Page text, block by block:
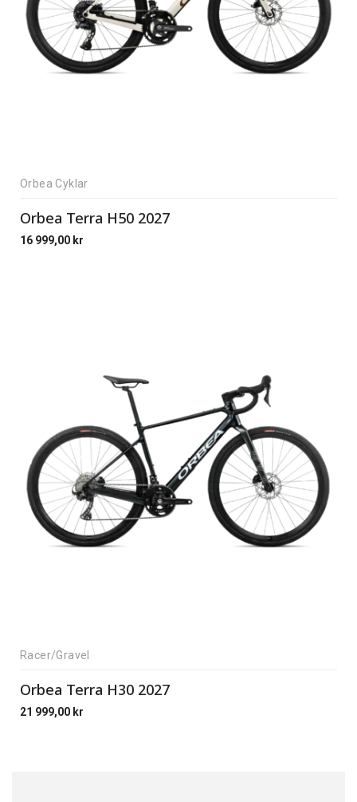
Orbea Cyklar
Orbea Terra H50 2027
16 999,00 kr
Racer/Gravel
Orbea Terra H30 2027
21 999,00 kr